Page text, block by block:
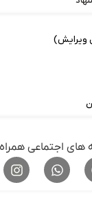
همراه شوید.